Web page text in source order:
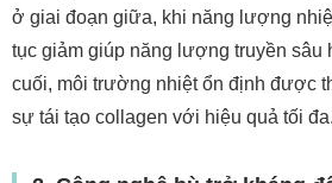
ở giai đoạn giữa, khi năng lượng
tục giảm giúp năng lượng truyền sâu
cuối, môi trường nhiệt ổn định được
sự tái tạo collagen với hiệu quả tối đa.